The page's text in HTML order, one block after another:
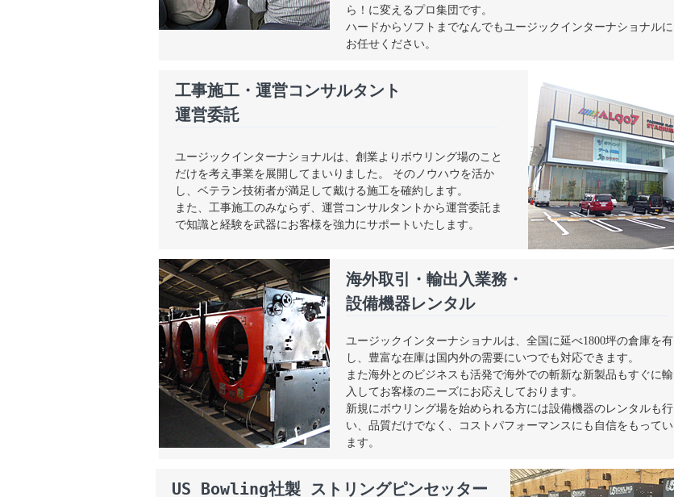
ら！に変えるプロ集団です。
ハードからソフトまでなんでもユージックインターナショナルに
お任せください。
工事施工・運営コンサルタント
運営委託
ユージックインターナショナルは、創業よりボウリング場のこと
だけを考え事業を展開してまいりました。 そのノウハウを活か
し、ベテラン技術者が満足して戴ける施工を確約します。
また、工事施工のみならず、運営コンサルタントから運営委託ま
で知識と経験を武器にお客様を強力にサポートいたします。
海外取引・輸出入業務・
設備機器レンタル
ユージックインターナショナルは、全国に延べ1800坪の倉庫を有
し、豊富な在庫は国内外の需要にいつでも対応できます。
また海外とのビジネスも活発で海外での斬新な新製品もすぐに輸
入してお客様のニーズにお応えしております。
新規にボウリング場を始められる方には設備機器のレンタルも行
い、品質だけでなく、コストパフォーマンスにも自信をもってい
ます。
US Bowling社製 ストリングピンセッター